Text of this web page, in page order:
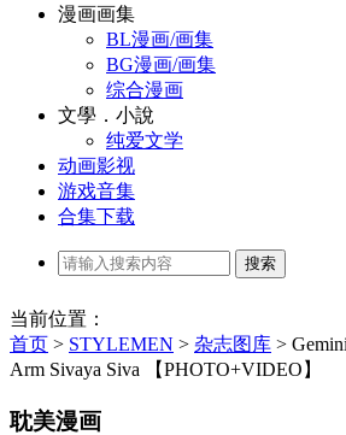
漫画画集
BL漫画/画集
BG漫画/画集
综合漫画
文學．小說
纯爱文学
动画影视
游戏音集
合集下载
当前位置：
首页 > STYLEMEN > 杂志图库 >
Arm Sivaya Siva 【PHOTO+VIDEO】
耽美漫画